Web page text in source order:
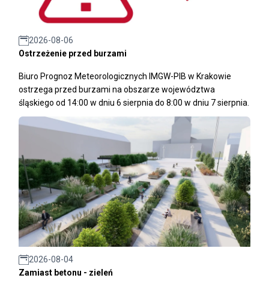
2026-08-06
Ostrzeżenie przed burzami
Biuro Prognoz Meteorologicznych IMGW-PIB w Krakowie
ostrzega przed burzami na obszarze województwa
śląskiego od 14:00 w dniu 6 sierpnia do 8:00 w dniu 7 sierpnia.
2026-08-04
Zamiast betonu - zieleń